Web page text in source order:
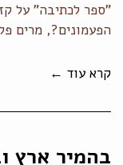
"ספר לכתיבה" על
הפעמונים?, מרים
קרא עוד ←
בהמיר ארץ